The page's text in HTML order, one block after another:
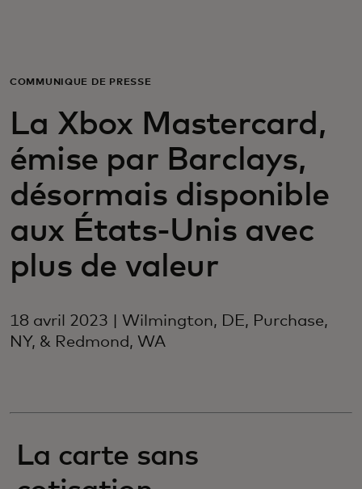
Pour les professionnels
Pour le monde
Pour les innovateurs
Actualités et tendances
COMMUNIQUÉ DE PRESSE
La Xbox Mastercard,
émise par Barclays,
désormais disponible
aux États-Unis avec
plus de valeur
18 avril 2023 | Wilmington, DE, Purchase,
NY, & Redmond, WA
La carte sans